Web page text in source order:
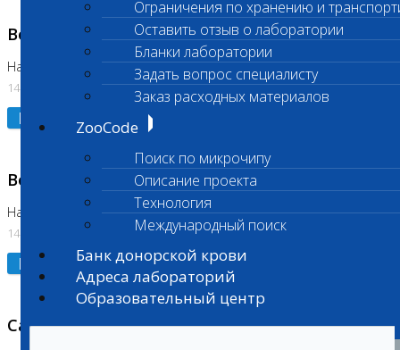
Ограничения по хранению и
Оставить отзыв о лаборатории
Бланки лаборатории
Задать вопрос специалисту
Заказ расходных материалов
ZooCode
Поиск по микрочипу
Описание проекта
Технология
Международный поиск
Банк донорской крови
Адреса лабораторий
Образовательный центр
Возобновлено выполнение исследования
На Нагорной (Код 961, 962)
14.07.2026
Подробнее
Возобновлено выполнение исследования
На Нагорной (Код 157)
14.07.2026
Подробнее
Санитарный день